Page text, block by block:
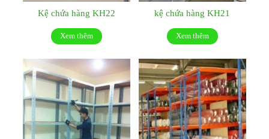
Kệ chứa hàng KH22
Xem thêm
kệ chứa hàng KH21
Xem thêm